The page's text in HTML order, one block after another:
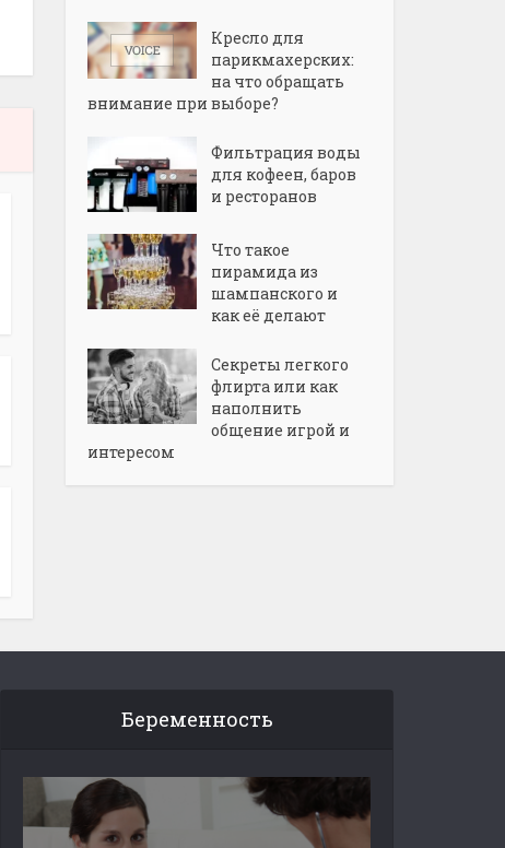
Кресло для
парикмахерских:
на что обращать
внимание при выборе?
Фильтрация воды
для кофеен, баров
и ресторанов
Что такое
пирамида из
шампанского и
как её делают
Секреты легкого
флирта или как
наполнить
общение игрой и
интересом
Беременность